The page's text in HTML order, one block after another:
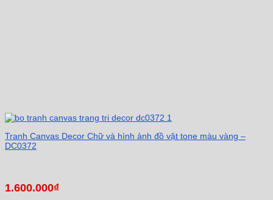
Tranh Canvas Decor Chữ và hình ảnh đồ vật tone màu vàng –
DC0372
1.600.000₫